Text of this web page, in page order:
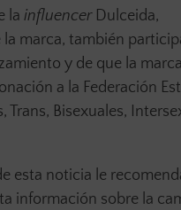
la influencerDulceida,
la marca, también
y de que la marca
a la Federación
Trans, Bisexuales,
esta noticia le
información sobre la